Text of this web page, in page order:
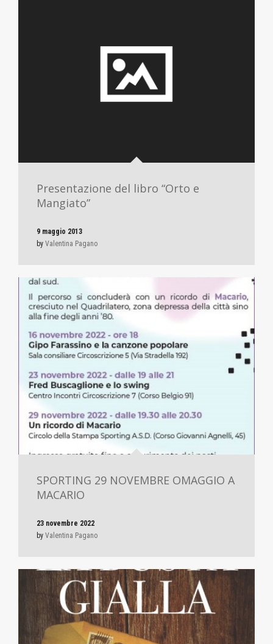
Presentazione del libro “Orto e
Mangiato”
9 maggio 2013
by Valentina Pagano
SPORTING 29 NOVEMBRE OMAGGIO A
MACARIO
23 novembre 2022
by Valentina Pagano